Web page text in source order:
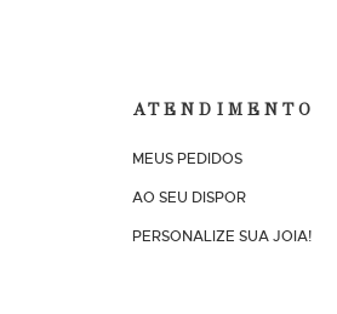
ATENDIMENTO
MEUS PEDIDOS
AO SEU DISPOR
PERSONALIZE SUA JOIA!